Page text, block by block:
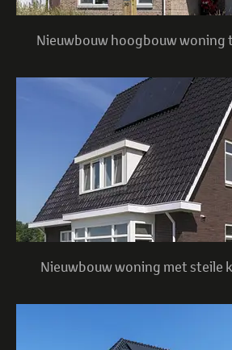
Nieuwbouw hoogbouw woning
Nieuwbouw woning met steile